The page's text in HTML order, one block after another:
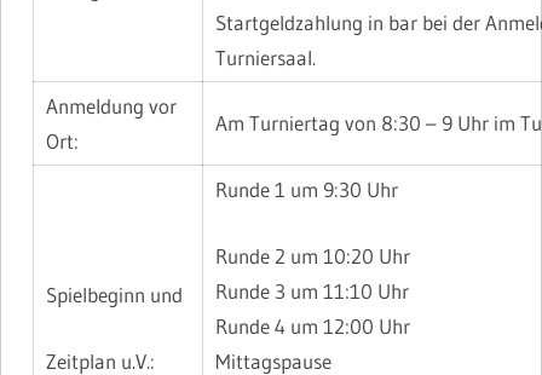
Startgeldzahlung in bar bei der
Turniersaal.
Anmeldung vor
Ort:
Am Turniertag von 8:30 – 9 Uhr im
Spielbeginn und
Zeitplan u.V.:
Runde 1 um 9:30 Uhr
Runde 2 um 10:20 Uhr
Runde 3 um 11:10 Uhr
Runde 4 um 12:00 Uhr
Mittagspause